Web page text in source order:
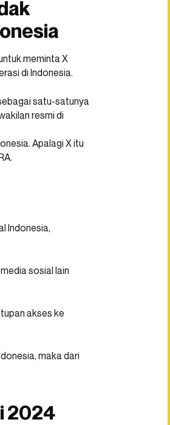
meminta X
di Indonesia.
satu-satunya
resmi di
Apalagi X itu
Indonesia,
sosial lain
akses ke
maka dari
2024